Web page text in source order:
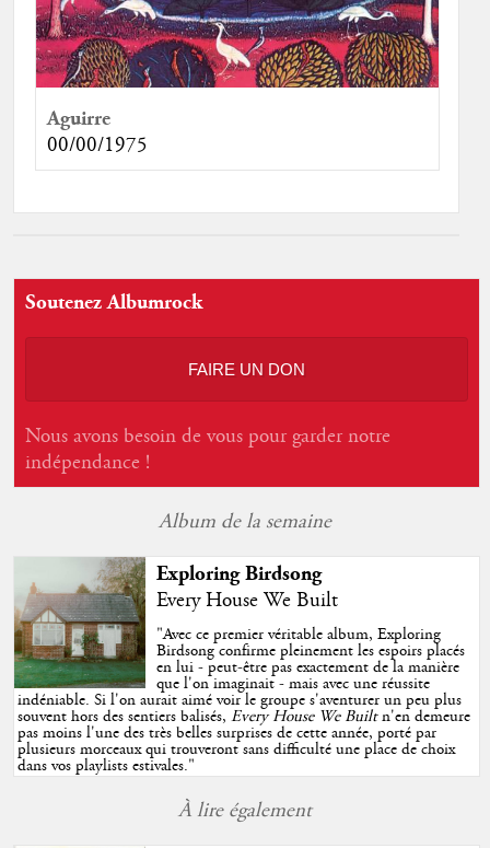
Aguirre
00/00/1975
Soutenez Albumrock
FAIRE UN DON
Nous avons besoin de vous pour garder notre
indépendance !
Album de la semaine
Exploring Birdsong
Every House We Built
"Avec ce premier véritable album, Exploring
Birdsong confirme pleinement les espoirs placés
en lui - peut-être pas exactement de la manière
que l'on imaginait - mais avec une réussite
indéniable. Si l'on aurait aimé voir le groupe s'aventurer un peu plus
souvent hors des sentiers balisés,Every House We Builtn'en demeure
pas moins l'une des très belles surprises de cette année, porté par
plusieurs morceaux qui trouveront sans difficulté une place de choix
dans vos playlists estivales."
À lire également